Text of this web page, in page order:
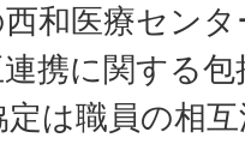
和医療セン
携に関する
は職員の相